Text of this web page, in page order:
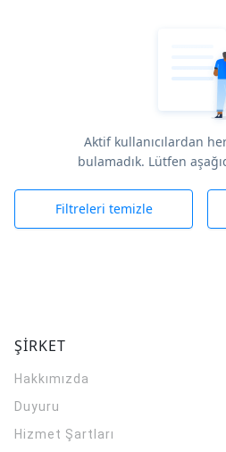
Aktif kullanıcılardan
bulamadık. Lütfen
Filtreleri temizle
ŞİRKET
Hakkımızda
Duyuru
Hizmet Şartları